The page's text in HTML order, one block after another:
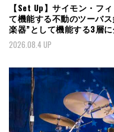
【Set Up】サイモン・フ
て機能する不動のツーバ
楽器”として機能する3層
2026.08.4 UP